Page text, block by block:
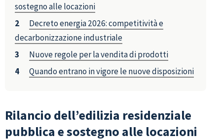
sostegno alle locazioni
Decreto energia 2026: competitività e
decarbonizzazione industriale
Nuove regole per la vendita di prodotti
Quando entrano in vigore le nuove disposizioni
Rilancio dell’edilizia residenziale
pubblica e sostegno alle locazioni